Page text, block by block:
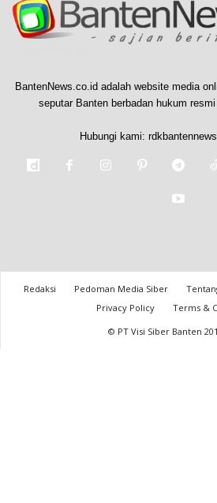
BantenNews.co.id adalah website media
seputar Banten berbadan hukum
Hubungi kami:
Redaksi Pedoman Media Siber
Privacy Policy
Terms &
© PT Visi Siber Banten